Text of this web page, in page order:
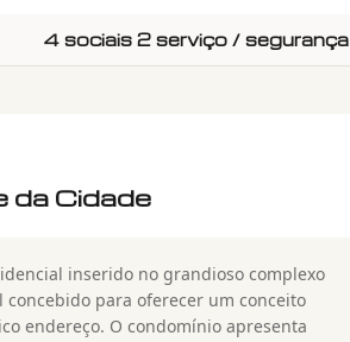
4 sociais 2 serviço / segurança
da Cidade
inserido no grandioso complexo
para oferecer um conceito
endereço. O condomínio apresenta